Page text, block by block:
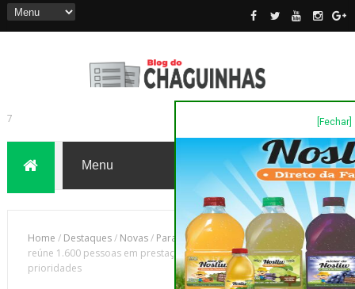
[Fechar]
7
Home / Destaques/ Novas/ Parana /Em São José dos Pinhais, Curi
reúne 1.600 pessoas em prestação de contas e fala de
prioridades